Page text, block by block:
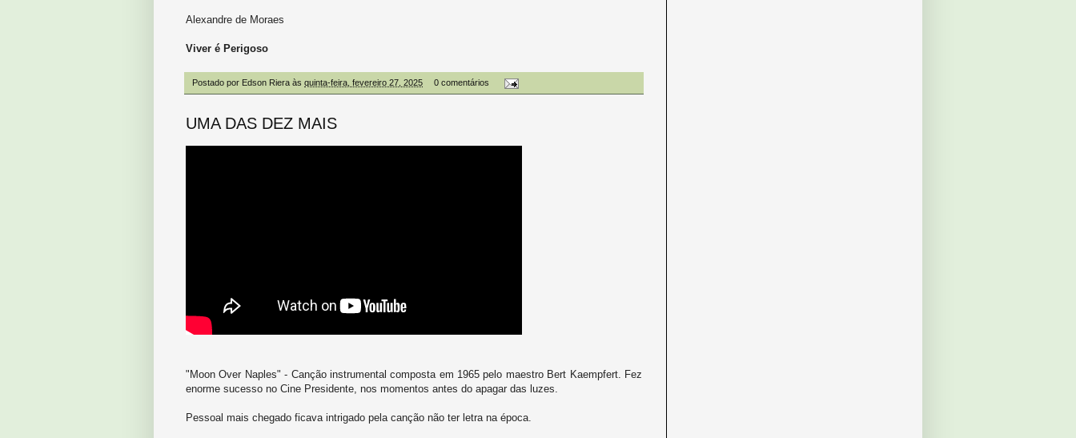
Alexandre de Moraes
Viver é Perigoso
Postado por Edson Riera às quinta-feira, fevereiro 27, 2025 0 comentários
UMA DAS DEZ MAIS
"Moon Over Naples" - Canção instrumental composta em 1965 pelo maestro Bert Kaempfert. Fez
enorme sucesso no Cine Presidente, nos momentos antes do apagar das luzes.
Pessoal mais chegado ficava intrigado pela canção não ter letra na época.